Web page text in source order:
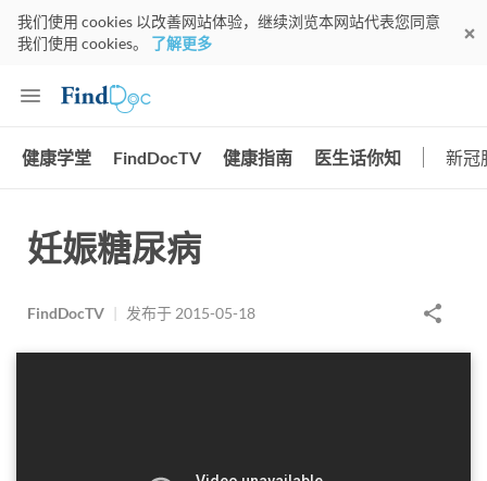
我们使用 cookies 以改善网站体验，继续浏览本网站代表您同意
我们使用 cookies。 了解更多
健康学堂 FindDocTV 健康指南 医生话你知 新冠
妊娠糖尿病
FindDocTV | 发布于 2015-05-18